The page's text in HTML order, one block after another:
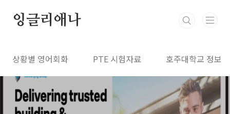
잉글리애나
상황별 영어회화 PTE 시험자료 호주대학교 정보